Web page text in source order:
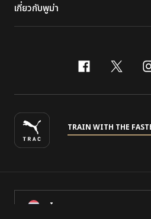
เกี่ยวกับพูม่า
x-
TRAIN WITH THE
ไทย